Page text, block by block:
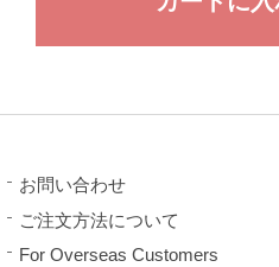
お問い合わせ
ご注文方法について
For Overseas Customers